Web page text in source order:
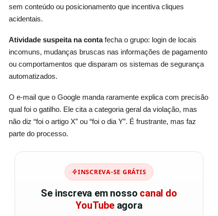
sem conteúdo ou posicionamento que incentiva cliques
acidentais.
Atividade suspeita na contafecha o grupo: login de locais
incomuns, mudanças bruscas nas informações de pagamento
ou comportamentos que disparam os sistemas de segurança
automatizados.
O e-mail que o Google manda raramente explica com precisão
qual foi o gatilho. Ele cita a categoria geral da violação, mas
não diz “foi o artigo X” ou “foi o dia Y”. É frustrante, mas faz
parte do processo.
INSCREVA-SE GRÁTIS
Se inscreva em nosso canal do
YouTubeagora